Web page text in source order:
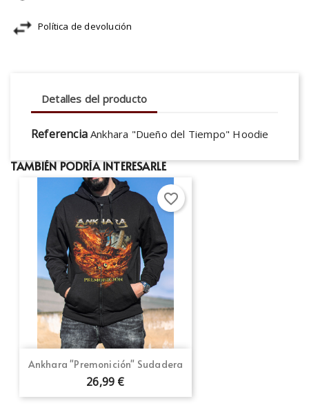
Política de devolución
Detalles del producto
Referencia Ankhara "Dueño del Tiempo" Hoodie
TAMBIÉN PODRÍA INTERESARLE
Ankhara "Premonición" Sudadera
26,99 €
favorite_border